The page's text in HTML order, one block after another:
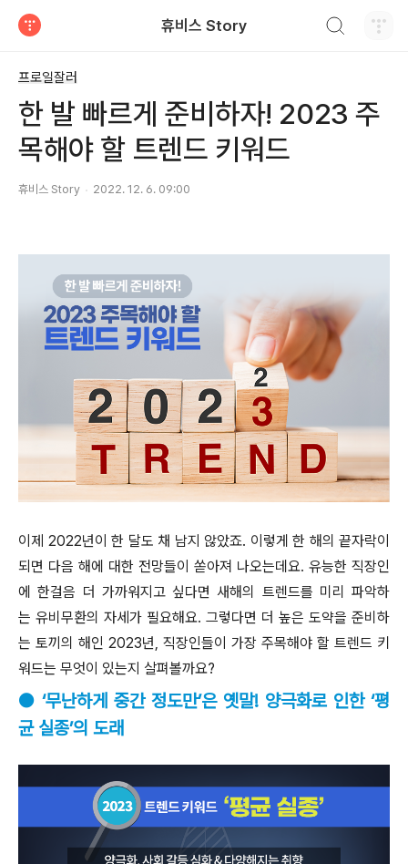
휴비스 Story
프로일잘러
한 발 빠르게 준비하자! 2023 주
목해야 할 트렌드 키워드
휴비스 Story 2022. 12. 6. 09:00
이제 2022년이 한 달도 채 남지 않았죠. 이렇게 한 해의 끝자락이
되면 다음 해에 대한 전망들이 쏟아져 나오는데요. 유능한 직장인
에 한걸음 더 가까워지고 싶다면 새해의 트렌드를 미리 파악하
는 유비무환의 자세가 필요해요. 그렇다면 더 높은 도약을 준비하
는 토끼의 해인 2023년, 직장인들이 가장 주목해야 할 트렌드 키
워드는 무엇이 있는지 살펴볼까요?
● ‘무난하게 중간 정도만’은 옛말! 양극화로 인한 ‘평
균 실종’의 도래